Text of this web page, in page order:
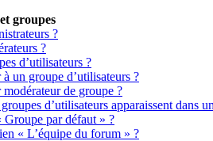
groupes
?
?
d’utilisateurs ?
un groupe d’utilisateurs ?
de groupe ?
d’utilisateurs apparaissent dans
Groupe par défaut » ?
« L’équipe du forum » ?